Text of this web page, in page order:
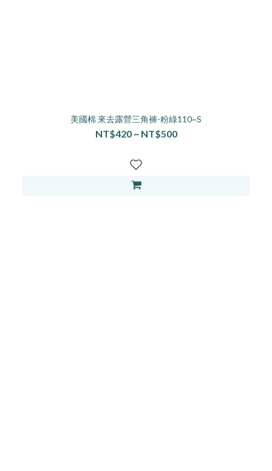
美國棉 來去露營三角褲-粉綠110~S
NT$420 ~ NT$500